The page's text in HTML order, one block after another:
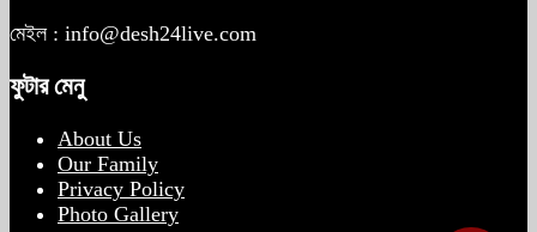
মেইল : info@desh24live.com
ফুটার মেনু
About Us
Our Family
Privacy Policy
Photo Gallery